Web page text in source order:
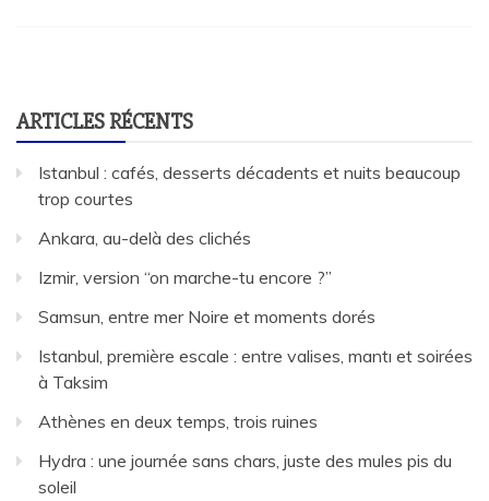
ARTICLES RÉCENTS
Istanbul : cafés, desserts décadents et nuits beaucoup
trop courtes
Ankara, au-delà des clichés
Izmir, version “on marche-tu encore ?”
Samsun, entre mer Noire et moments dorés
Istanbul, première escale : entre valises, mantı et soirées
à Taksim
Athènes en deux temps, trois ruines
Hydra : une journée sans chars, juste des mules pis du
soleil